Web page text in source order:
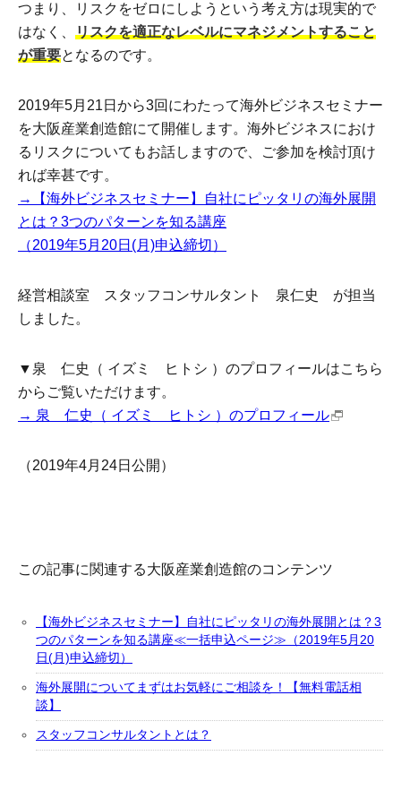
つまり、リスクをゼロにしようという考え方は現実的で
はなく、 リスクを適正なレベルにマネジメントすること
が重要となるのです。
2019年5月21日から3回にわたって海外ビジネスセミナー
を大阪産業創造館にて開催します。海外ビジネスにおけ
るリスクについてもお話しますので、ご参加を検討頂け
れば幸甚です。
→【海外ビジネスセミナー】自社にピッタリの海外展開
とは？3つのパターンを知る講座
（2019年5月20日(月)申込締切）
経営相談室 スタッフコンサルタント 泉仁史 が担当
しました。
▼泉 仁史（ イズミ ヒトシ ）のプロフィールはこちら
からご覧いただけます。
→ 泉 仁史（ イズミ ヒトシ ）のプロフィール
（2019年4月24日公開）
この記事に関連する大阪産業創造館のコンテンツ
【海外ビジネスセミナー】自社にピッタリの海外展開とは？3
つのパターンを知る講座≪一括申込ページ≫（2019年5月20
日(月)申込締切）
海外展開についてまずはお気軽にご相談を！【無料電話相
談】
スタッフコンサルタントとは？